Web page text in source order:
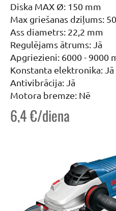
Diska MAX Ø: 150 mm
Max griešanas dziļums:
Ass diametrs: 22,2 mm
Regulējams ātrums: Jā
Apgriezieni: 6000 - 9000
Konstanta elektronika: Jā
Antivibrācija: Jā
Motora bremze: Nē
6,4 €/diena